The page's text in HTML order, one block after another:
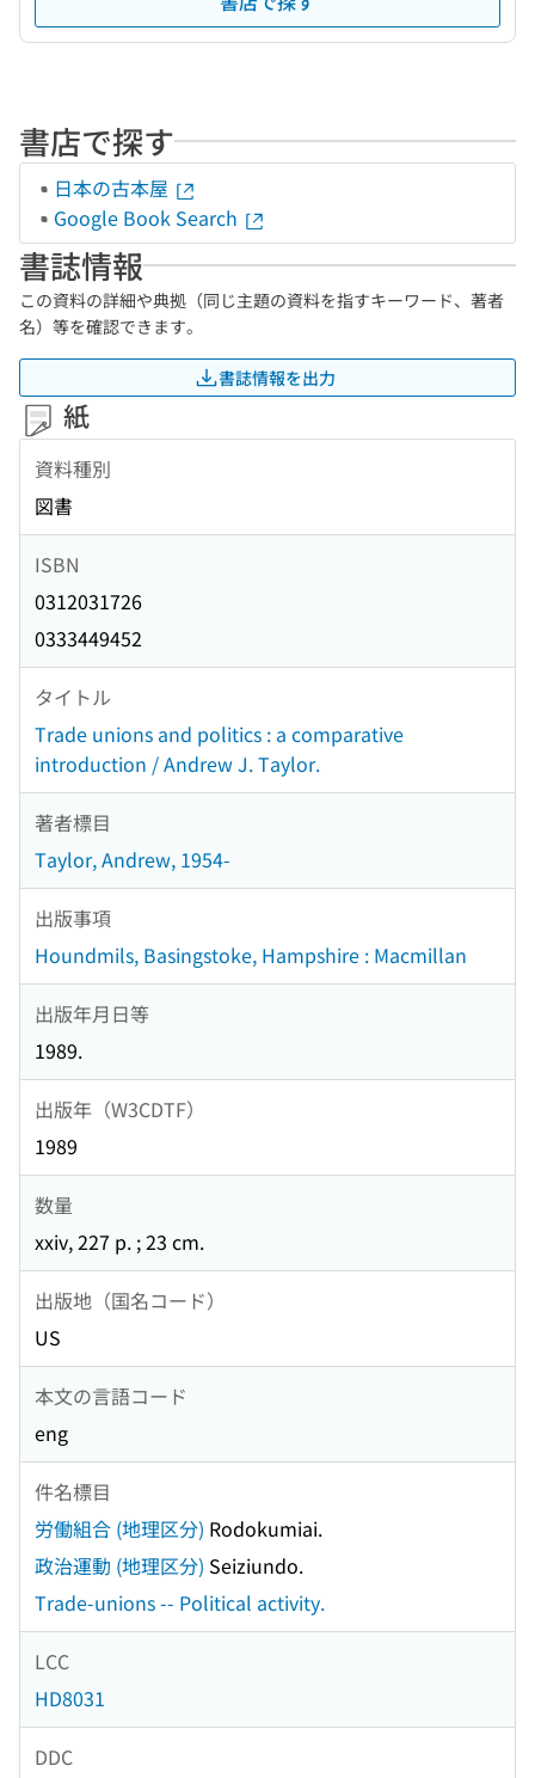
書店で探す
日本の古本屋
Google Book Search
書誌情報
この資料の詳細や典拠（同じ主題の資料を指すキーワード、著者
名）等を確認できます。
書誌情報を出力
紙
資料種別
図書
ISBN
0312031726
0333449452
タイトル
Trade unions and politics : a comparative
introduction / Andrew J. Taylor.
著者標目
Taylor, Andrew, 1954-
出版事項
Houndmils, Basingstoke, Hampshire : Macmillan
出版年月日等
1989.
出版年（W3CDTF）
1989
数量
xxiv, 227 p. ; 23 cm.
出版地（国名コード）
US
本文の言語コード
eng
件名標目
労働組合 (地理区分) Rodokumiai.
政治運動 (地理区分) Seiziundo.
Trade-unions -- Political activity.
LCC
HD8031
DDC